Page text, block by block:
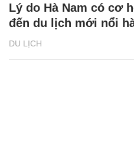
DU LỊCH
Lý do Hà Nam có cơ
đến du lịch mới nổi